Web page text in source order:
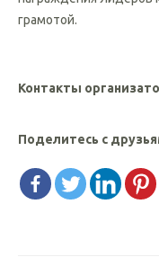
Команда-лидер кубка
награждения лидеров
Поделитесь с